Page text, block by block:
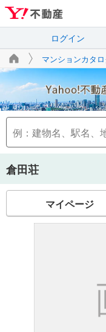
ログイン
マンションカタ
倉田荘
マイページ